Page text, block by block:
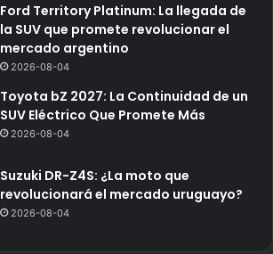
Ford Territory Platinum: La llegada de
la SUV que promete revolucionar el
mercado argentino
2026-08-04
Toyota bZ 2027: La Continuidad de un
SUV Eléctrico Que Promete Más
2026-08-04
Suzuki DR-Z4S: ¿La moto que
revolucionará el mercado uruguayo?
2026-08-04